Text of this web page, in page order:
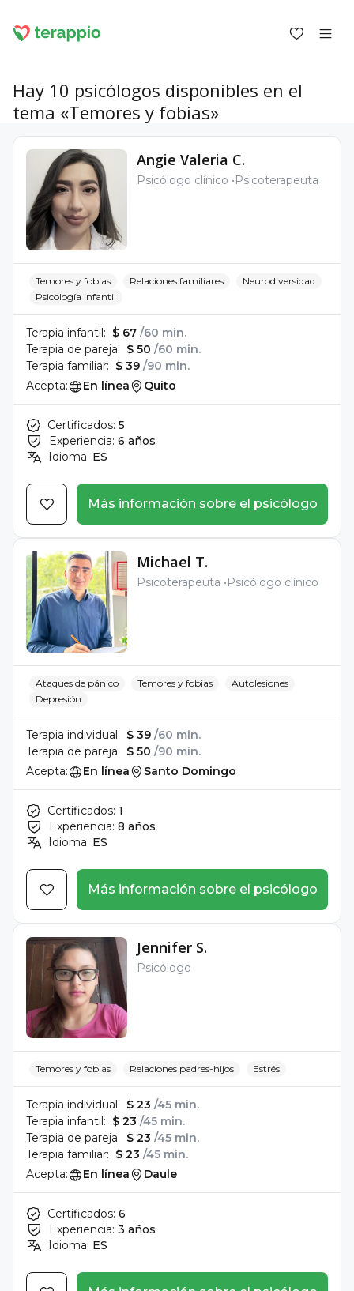
Iniciar sesión como psicólogo
Servicios
Blog
Foro
Para los psicólogos
Sobre terappio
Preguntas y respuestas
office@terappio.com
Hay 10 psicólogos disponibles en el
tema «Temores y fobias»
Angie Valeria C.
Psicólogo clínico Psicoterapeuta
Temores y fobias Relaciones familiares
Neurodiversidad
Psicología infantil
Terapia infantil: $ 67 /60 min.
Terapia de pareja: $ 50 /60 min.
Terapia familiar: $ 39 /90 min.
Acepta:
En línea Quito
Certificados: 5
Experiencia: 6 años
Idioma: ES
Más información sobre el psicólogo
Michael T.
Psicoterapeuta Psicólogo clínico
Ataques de pánico Temores y fobias
Autolesiones
Depresión
Terapia individual: $ 39 /60 min.
Terapia de pareja: $ 50 /90 min.
Acepta:
En línea Santo Domingo
Certificados: 1
Experiencia: 8 años
Idioma: ES
Más información sobre el psicólogo
Jennifer S.
Psicólogo
Temores y fobias Relaciones padres-hijos Estrés
Terapia individual: $ 23 /45 min.
Terapia infantil: $ 23 /45 min.
Terapia de pareja: $ 23 /45 min.
Terapia familiar: $ 23 /45 min.
Acepta:
En línea Daule
Certificados: 6
Experiencia: 3 años
Idioma: ES